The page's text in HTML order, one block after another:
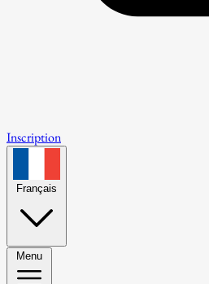
Inscription
Français
Menu